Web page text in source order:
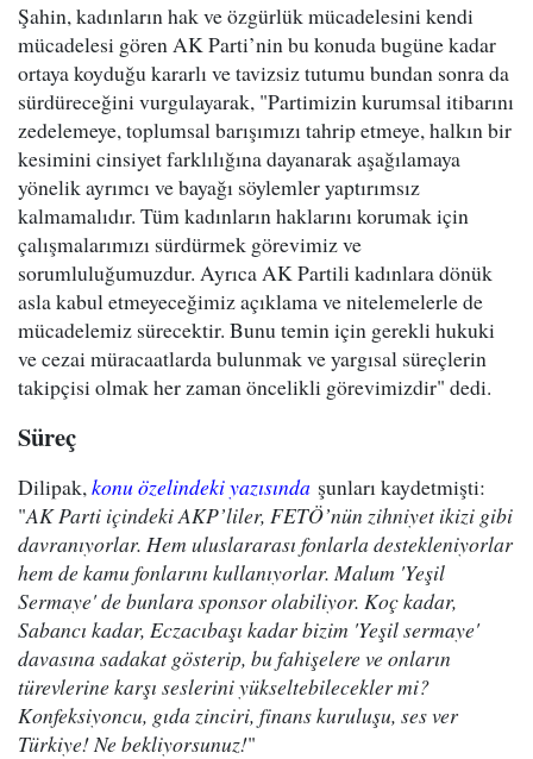
Şahin, kadınların hak ve özgürlük mücadelesini kendi
mücadelesi gören AK Parti’nin bu konuda bugüne kadar
ortaya koyduğu kararlı ve tavizsiz tutumu bundan sonra da
sürdüreceğini vurgulayarak, "Partimizin kurumsal itibarını
zedelemeye, toplumsal barışımızı tahrip etmeye, halkın bir
kesimini cinsiyet farklılığına dayanarak aşağılamaya
yönelik ayrımcı ve bayağı söylemler yaptırımsız
kalmamalıdır. Tüm kadınların haklarını korumak için
çalışmalarımızı sürdürmek görevimiz ve
sorumluluğumuzdur. Ayrıca AK Partili kadınlara dönük
asla kabul etmeyeceğimiz açıklama ve nitelemelerle de
mücadelemiz sürecektir. Bunu temin için gerekli hukuki
ve cezai müracaatlarda bulunmak ve yargısal süreçlerin
takipçisi olmak her zaman öncelikli görevimizdir" dedi.
Süreç
Dilipak,konu özelindeki yazısında şunları kaydetmişti:
"AK Parti içindeki AKP’liler, FETÖ’nün zihniyet ikizi gibi
davranıyorlar. Hem uluslararası fonlarla destekleniyorlar
hem de kamu fonlarını kullanıyorlar. Malum 'Yeşil
Sermaye' de bunlara sponsor olabiliyor. Koç kadar,
Sabancı kadar, Eczacıbaşı kadar bizim 'Yeşil sermaye'
davasına sadakat gösterip, bu fahişelere ve onların
türevlerine karşı seslerini yükseltebilecekler mi?
Konfeksiyoncu, gıda zinciri, finans kuruluşu, ses ver
Türkiye! Ne bekliyorsunuz!"